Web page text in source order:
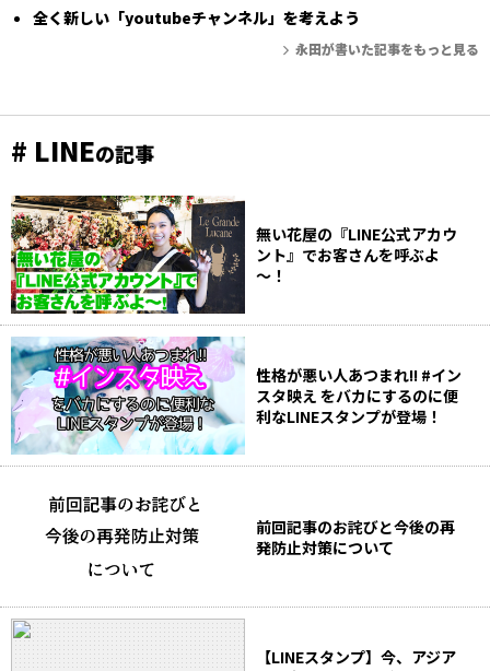
全く新しい「youtubeチャンネル」を考えよう
永田が書いた記事をもっと見る
# LINEの記事
無い花屋の『LINE公式アカウ
ント』でお客さんを呼ぶよ
～！
性格が悪い人あつまれ!! #イン
スタ映え をバカにするのに便
利なLINEスタンプが登場！
前回記事のお詫びと今後の再
発防止対策について
【LINEスタンプ】今、アジア